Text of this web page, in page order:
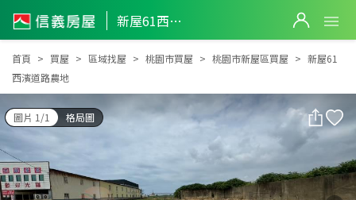
新屋61西濱道路農地
新屋61西濱道路農地
首頁 買屋 區域找屋 桃園市買屋 桃園市新屋區買屋
新屋61
西濱道路農地
圖片 1/1 格局圖